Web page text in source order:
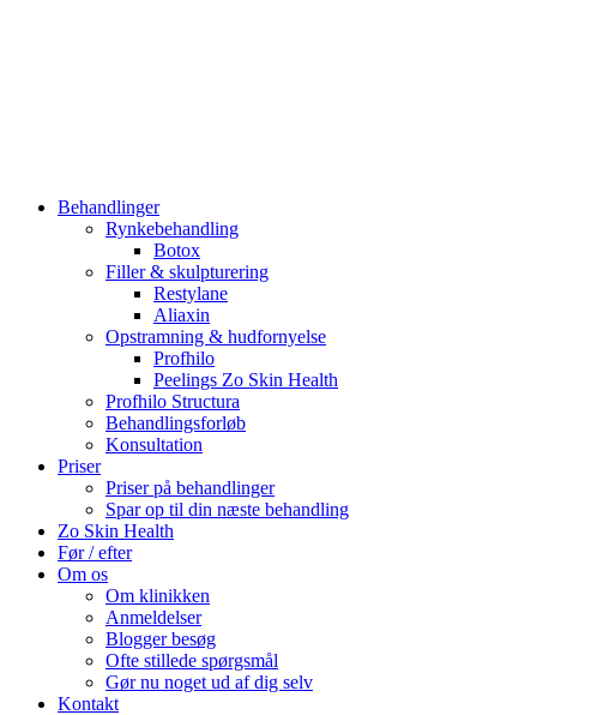
Behandlinger
Rynkebehandling
Botox
Filler & skulpturering
Restylane
Aliaxin
Opstramning & hudfornyelse
Profhilo
Peelings Zo Skin Health
Profhilo Structura
Behandlingsforløb
Konsultation
Priser
Priser på behandlinger
Spar op til din næste behandling
Zo Skin Health
Før / efter
Om os
Om klinikken
Anmeldelser
Blogger besøg
Ofte stillede spørgsmål
Gør nu noget ud af dig selv
Kontakt